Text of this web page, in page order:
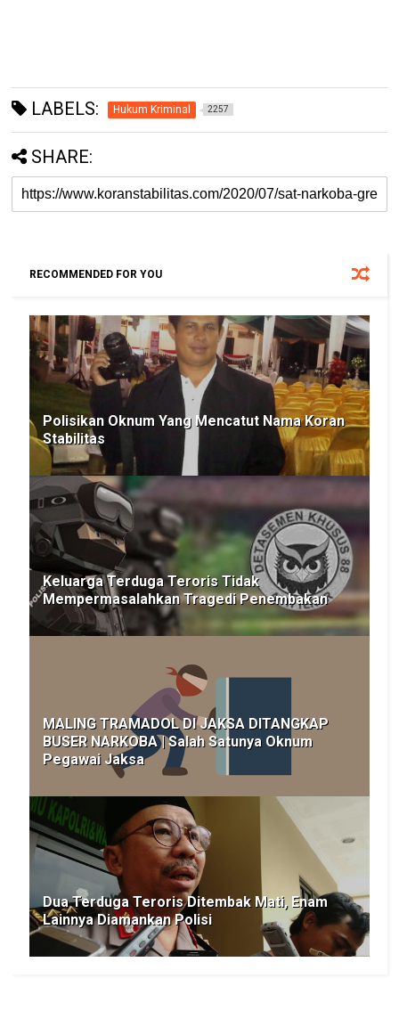
LABELS: Hukum Kriminal 2257
SHARE:
RECOMMENDED FOR YOU
Polisikan Oknum Yang Mencatut Nama Koran
Stabilitas
Keluarga Terduga Teroris Tidak
Mempermasalahkan Tragedi Penembakan
MALING TRAMADOL DI JAKSA DITANGKAP
BUSER NARKOBA | Salah Satunya Oknum
Pegawai Jaksa
Dua Terduga Teroris Ditembak Mati, Enam
Lainnya Diamankan Polisi